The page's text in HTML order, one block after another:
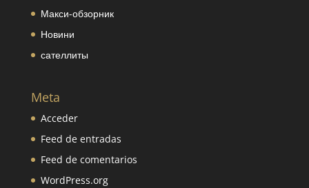
Макси-обзорник
Новини
сателлиты
Meta
Acceder
Feed de entradas
Feed de comentarios
WordPress.org